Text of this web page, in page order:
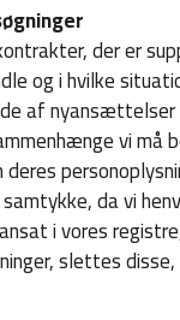
der er
og i hvilke
af nyansættelser
vi må
deres
da vi
i vores
slettes